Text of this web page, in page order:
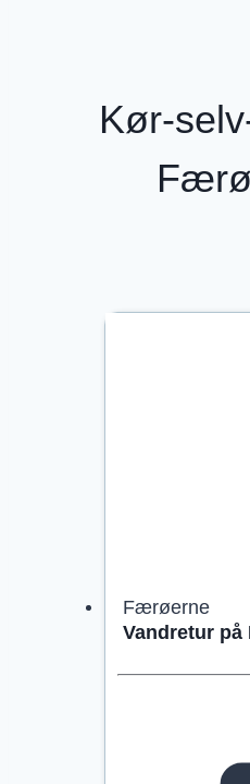
Kør-
Færøerne
Vandretur